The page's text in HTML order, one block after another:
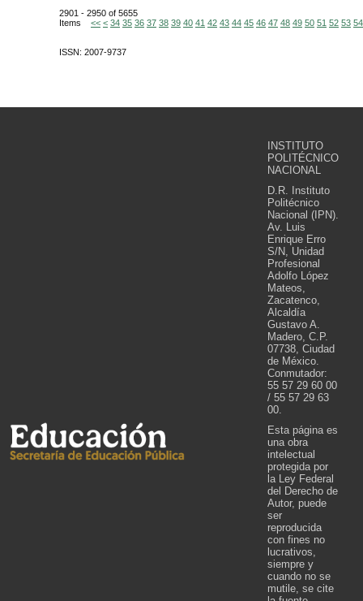
2901 - 2950 of 5655
Items << < 34 35 36 37 38 39 40 41 42 43 44 45 46 47 48 49 50 51 52 53 54
ISSN: 2007-9737
INSTITUTO
POLITÉCNICO
NACIONAL
D.R. Instituto
Politécnico
Nacional (IPN).
Av. Luis
Enrique Erro
S/N, Unidad
Profesional
Adolfo López
Mateos,
Zacatenco,
Alcaldía
Gustavo A.
Madero, C.P.
07738, Ciudad
de México.
Conmutador:
55 57 29 60 00
/ 55 57 29 63
00.
Esta página es
una obra
intelectual
protegida por
la Ley Federal
del Derecho de
Autor, puede
ser
reproducida
con fines no
lucrativos,
siempre y
cuando no se
mutile, se cite